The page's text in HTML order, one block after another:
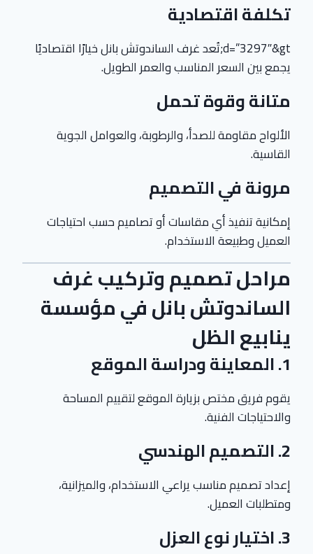
تكلفة اقتصادية
d=”3297″&gt;تُعد غرف الساندوتش بانل خيارًا اقتصاديًا
يجمع بين السعر المناسب والعمر الطويل.
متانة وقوة تحمل
الألواح مقاومة للصدأ، والرطوبة، والعوامل الجوية
القاسية.
مرونة في التصميم
إمكانية تنفيذ أي مقاسات أو تصاميم حسب احتياجات
العميل وطبيعة الاستخدام.
مراحل تصميم وتركيب غرف
الساندوتش بانل في مؤسسة
ينابيع الظل
1. المعاينة ودراسة الموقع
يقوم فريق مختص بزيارة الموقع لتقييم المساحة
والاحتياجات الفنية.
2. التصميم الهندسي
إعداد تصميم مناسب يراعي الاستخدام، والميزانية،
ومتطلبات العميل.
3. اختيار نوع العزل